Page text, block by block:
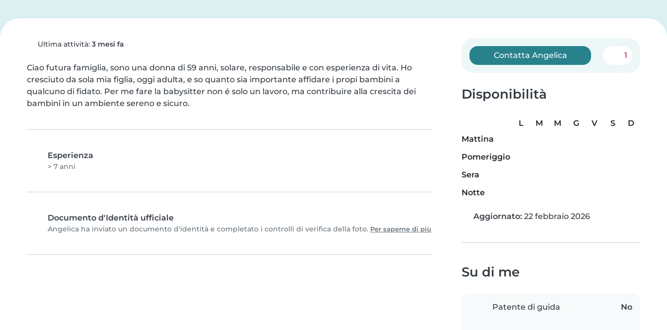
Ultima attività: 3 mesi fa
Ciao futura famiglia, sono una donna di 59 anni, solare, responsabile e con esperienza di vita. Ho
cresciuto da sola mia figlia, oggi adulta, e so quanto sia importante affidare i propi bambini a
qualcuno di fidato. Per me fare la babysitter non é solo un lavoro, ma contribuire alla crescita dei
bambini in un ambiente sereno e sicuro.
Esperienza
> 7 anni
Documento d'Identità ufficiale
Angelica ha inviato un documento d'identità e completato i controlli di verifica della foto. Per saperne di più
Contatta Angelica 1
Disponibilità
L M M G V S
D
Mattina
Pomeriggio
Sera
Notte
Aggiornato: 22 febbraio 2026
Su di me
Patente di guida No